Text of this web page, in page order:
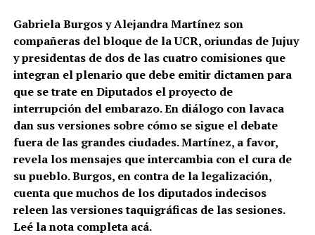
Gabriela Burgos y Alejandra Martínez son
compañeras del bloque de la UCR, oriundas de Jujuy
y presidentas de dos de las cuatro comisiones que
integran el plenario que debe emitir dictamen para
que se trate en Diputados el proyecto de
interrupción del embarazo. En diálogo con lavaca
dan sus versiones sobre cómo se sigue el debate
fuera de las grandes ciudades. Martínez, a favor,
revela los mensajes que intercambia con el cura de
su pueblo. Burgos, en contra de la legalización,
cuenta que muchos de los diputados indecisos
releen las versiones taquigráficas de las sesiones.
Leé la nota completa acá.